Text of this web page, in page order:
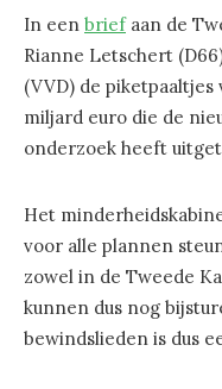
In een briefaan de
Rianne Letschert
(VVD) de piketpaaltjes
miljard euro die de
onderzoek heeft
Het
voor alle plannen
zowel in de Tweede
kunnen dus nog
bewindslieden is dus